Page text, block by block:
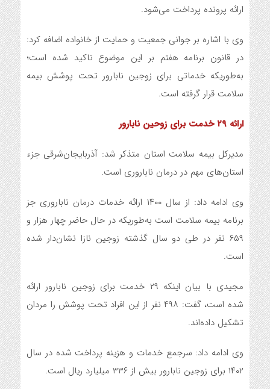
ارائه پرونده پرداخت می‌شود.
وی با اشاره بر جوانی جمعیت و حمایت از خانواده اضافه کرد:
در قانون برنامه هفتم بر این موضوع تاکید شده است؛
به‌طوریکه خدماتی برای زوجین نابارور تحت پوشش بیمه
سلامت قرار گرفته است.
ارائه ۲۹ خدمت برای زوحین نابارور
مدیرکل بیمه سلامت استان متذکر شد: آذربایجان‌شرقی جزء
استان‌های مهم در درمان ناباروری است.
وی ادامه داد: از سال ۱۴۰۰ ارائه خدمات درمان ناباروری جز
برنامه بیمه سلامت است به‌طوریکه در حال حاضر چهار هزار و
۶۵۹ نفر در طی دو سال گذشته زوجین نازا نشان‌دار شده
است.
مجیدی با بیان اینکه ۲۹ خدمت برای زوجین نابارور ارائه
شده است، گفت: ۴۹۸ نفر از این افراد تحت پوشش را مردان
تشکیل داده‌اند.
وی ادامه داد: سرجمع خدمات و هزینه پرداخت شده در سال
۱۴۰۲ برای زوجین نابارور بیش از ۳۳۶ میلیارد ریال است.